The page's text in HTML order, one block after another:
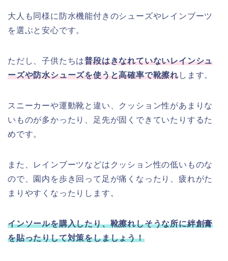
大人も同様に防水機能付きのシューズやレインブーツ
を選ぶと安心です。
ただし、子供たちは普段はきなれていないレインシュ
ーズや防水シューズを使うと高確率で靴擦れします。
スニーカーや運動靴と違い、クッション性があまりな
いものが多かったり、足先が固くできていたりするた
めです。
また、レインブーツなどはクッション性の低いものな
ので、園内を歩き回って足が痛くなったり、疲れがた
まりやすくなったりします。
インソールを購入したり、靴擦れしそうな所に絆創膏
を貼ったりして対策をしましょう！